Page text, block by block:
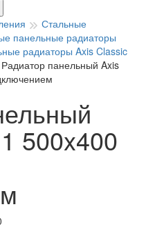
Стальные
панельные радиаторы
радиаторы Axis Classic
Радиатор панельный Axis
500x400